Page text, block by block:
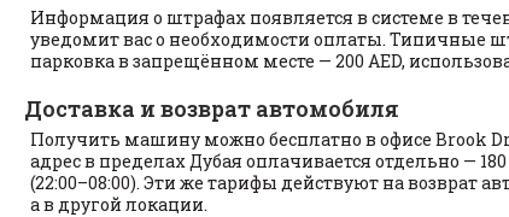
Информация о штрафах появляется в системе в
уведомит вас о необходимости оплаты. Типичные
парковка в запрещённом месте — 200 AED,
Доставка и возврат автомобиля
Получить машину можно бесплатно в офисе Brook
адрес в пределах Дубая оплачивается отдельно —
(22:00–08:00). Эти же тарифы действуют на возврат
а в другой локации.